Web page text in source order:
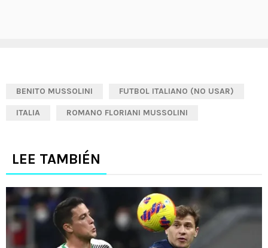
BENITO MUSSOLINI FUTBOL ITALIANO (NO USAR)
ITALIA ROMANO FLORIANI MUSSOLINI
LEE TAMBIÉN